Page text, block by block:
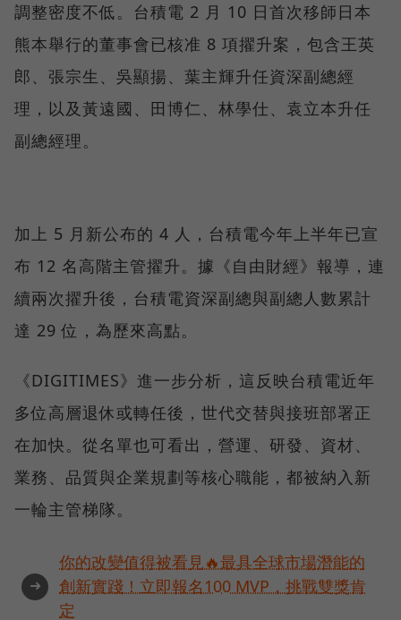
調整密度不低。台積電 2 月 10 日首次移師日本
熊本舉行的董事會已核准 8 項擢升案，包含王英
郎、張宗生、吳顯揚、葉主輝升任資深副總經
理，以及黃遠國、田博仁、林學仕、袁立本升任
副總經理。
加上 5 月新公布的 4 人，台積電今年上半年已宣
布 12 名高階主管擢升。據《自由財經》報導，連
續兩次擢升後，台積電資深副總與副總人數累計
達 29 位，為歷來高點。
《DIGITIMES》進一步分析，這反映台積電近年
多位高層退休或轉任後，世代交替與接班部署正
在加快。從名單也可看出，營運、研發、資材、
業務、品質與企業規劃等核心職能，都被納入新
一輪主管梯隊。
➜
你的改變值得被看見🔥最具全球市場潛能的
創新實踐！立即報名100 MVP，挑戰雙獎肯
定